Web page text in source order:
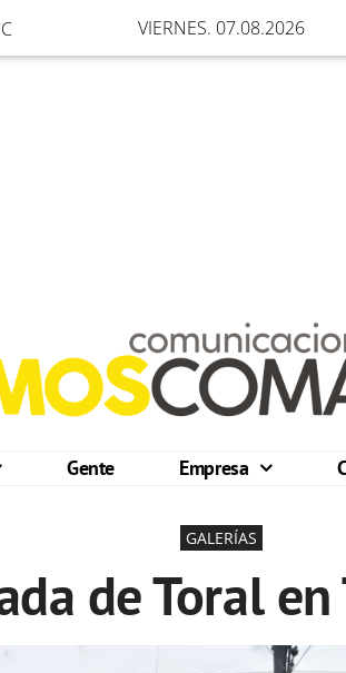
VIERNES. 07.08.2026
Gente Empresa
GALERÍAS
de Toral